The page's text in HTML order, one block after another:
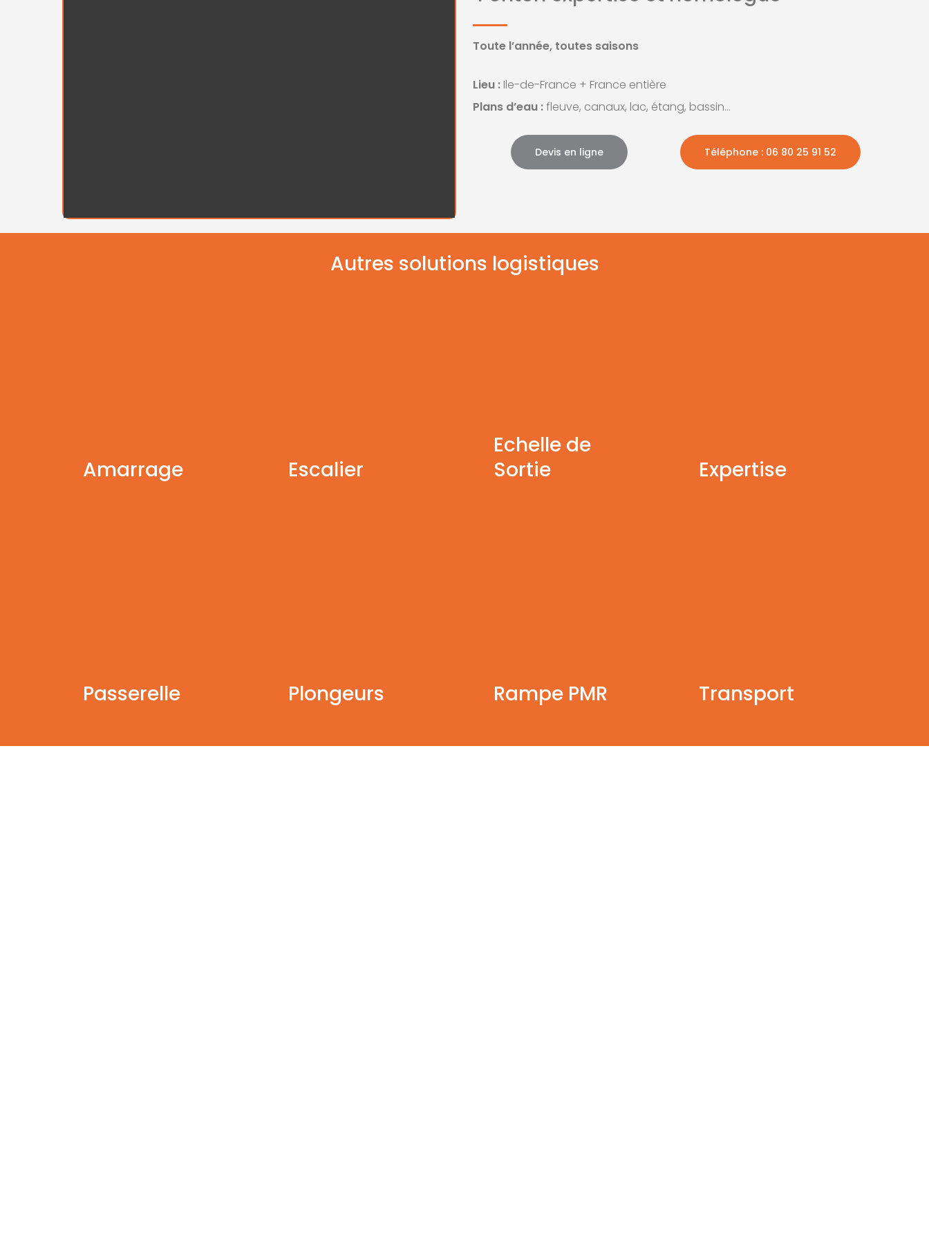
Toute l’année, toutes saisons
Lieu :Ile-de-France + France entière
Plans d’eau :fleuve, canaux, lac, étang, bassin…
Devis en ligne Téléphone : 06 80 25 91 52
Autres solutions logistiques
Amarrage Escalier
Echelle de
Sortie
Expertise
Passerelle Plongeurs Rampe PMR Transport